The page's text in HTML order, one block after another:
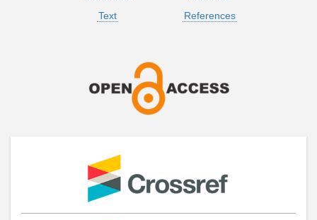
Text
References